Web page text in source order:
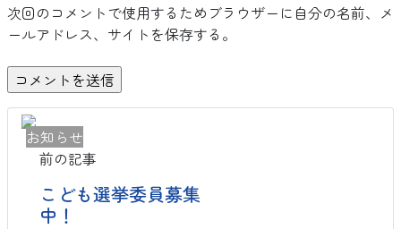
次回のコメントで使用するためブラウザーに自分の名前、メ
ールアドレス、サイトを保存する。
お知らせ
前の記事
こども選挙委員募集
中！